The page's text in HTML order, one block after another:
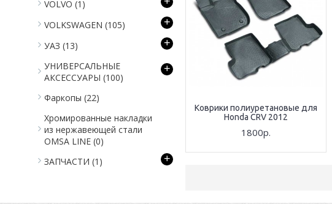
VOLVO (1)
VOLKSWAGEN (105) +
УАЗ (13) +
УНИВЕРСАЛЬНЫЕ
АКСЕССУАРЫ (100)
+
Фаркопы (22)
Хромированные накладки
из нержавеющей стали
OMSA LINE (0)
ЗАПЧАСТИ (1) +
Коврики полиуретановые для
Honda CRV 2012
1800р.